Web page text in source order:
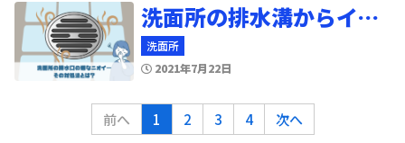
洗面所の排水溝からイヤな臭いが…対処方法教えます
洗面所
2021年7月22日
前へ 1 2 3 4 次へ